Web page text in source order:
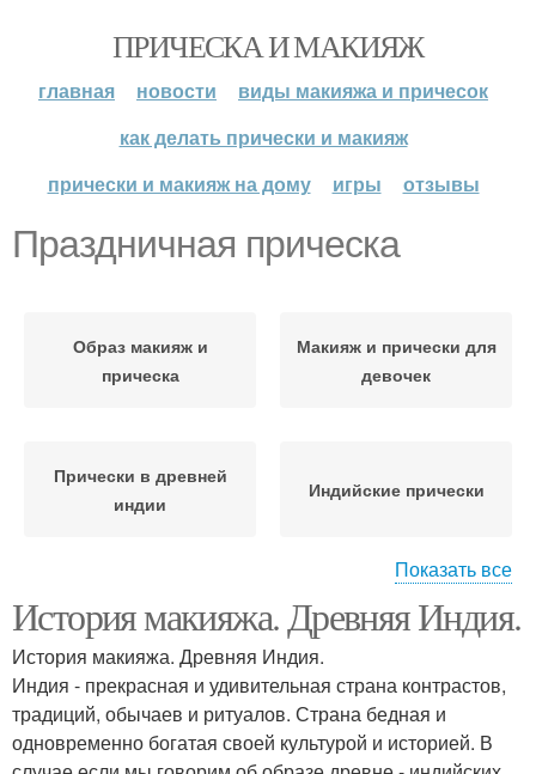
ПРИЧЕСКА И МАКИЯЖ
главная новости
виды макияжа и причесок
как делать прически и макияж
прически и макияж на дому
игры отзывы
Праздничная прическа
Образ макияж и
прическа
Макияж и прически для
девочек
Прически в древней
индии
Индийские прически
современной индии
Прическа в индийском
стиле
Мужские прически Индийская прическа
Показать все
История макияжа. Древняя Индия.
История макияжа. Древняя Индия.
Индия - прекрасная и удивительная страна контрастов,
традиций, обычаев и ритуалов. Страна бедная и
одновременно богатая своей культурой и историей. В